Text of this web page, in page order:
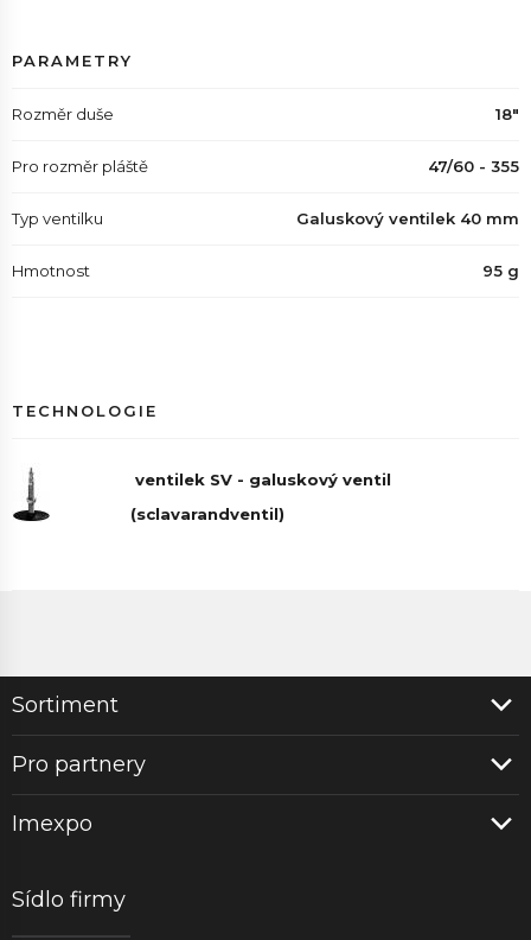
PARAMETRY
Rozměr duše 18"
Pro rozměr pláště 47/60 - 355
Typ ventilku Galuskový ventilek 40 mm
Hmotnost 95 g
TECHNOLOGIE
ventilek SV - galuskový ventil
(sclavarandventil)
Sortiment
Pro partnery
Imexpo
Sídlo firmy